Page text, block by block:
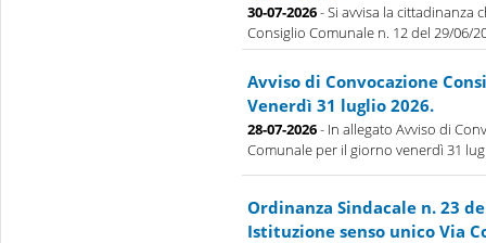
30-07-2026- Si avvisa la cittadinanza
Consiglio Comunale n. 12 del 29/06/
Avviso di Convocazione
Venerdì 31 luglio 2026.
28-07-2026- In allegato Avviso di
Comunale per il giorno venerdì 31
Ordinanza Sindacale n. 23
Istituzione senso unico Via